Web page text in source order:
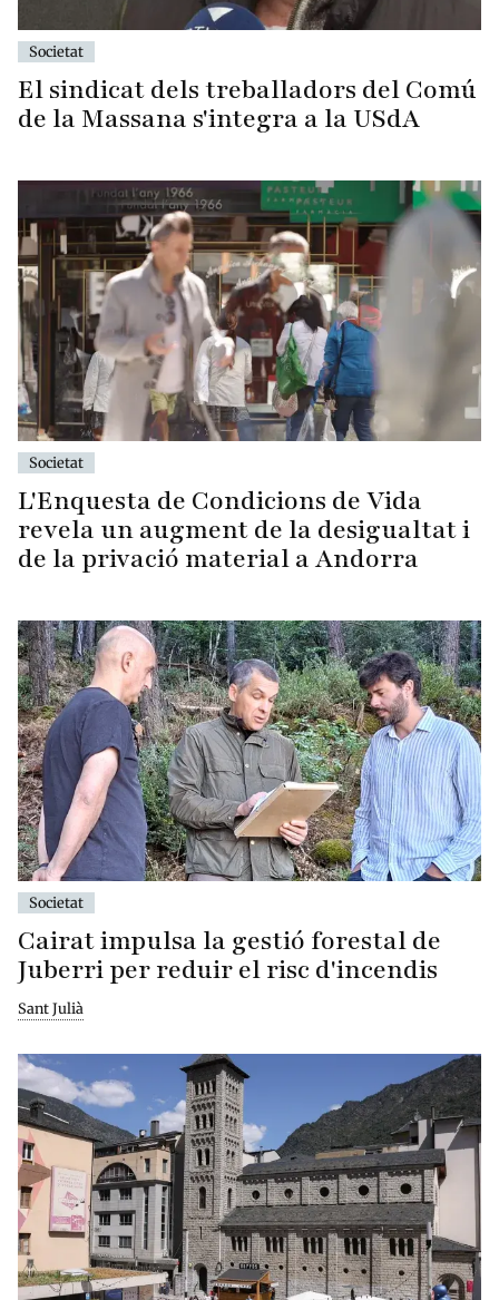
Societat
El sindicat dels treballadors del Comú
de la Massana s'integra a la USdA
Societat
L'Enquesta de Condicions de Vida
revela un augment de la desigualtat i
de la privació material a Andorra
Societat
Cairat impulsa la gestió forestal de
Juberri per reduir el risc d'incendis
Sant Julià